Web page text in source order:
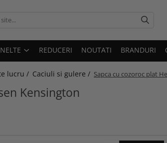
REDUCERI NOUTATI BRANDURI
lucru / Caciuli si gulere / Sapca cu cozoroc plat
Kensington